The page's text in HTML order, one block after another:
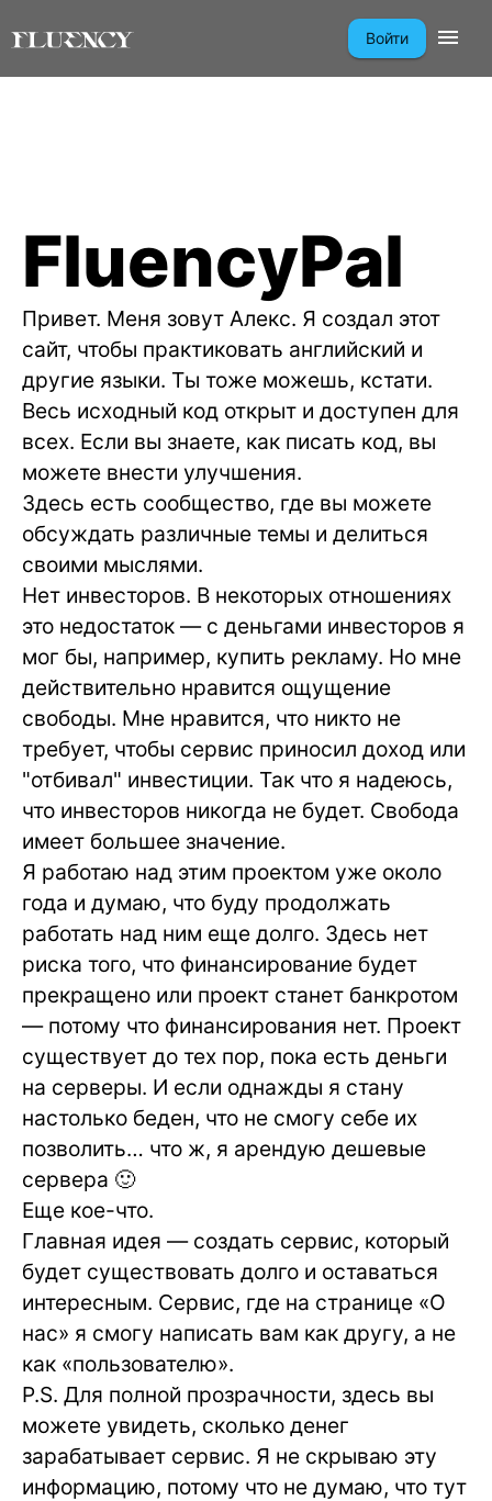
Войти
FluencyPal
Привет. Меня зовут Алекс. Я создал этот
сайт, чтобы практиковать английский и
другие языки. Ты тоже можешь, кстати.
Весь исходный код открыт и доступен для
всех. Если вы знаете, как писать код, вы
можете внести улучшения.
Здесь есть сообщество, где вы можете
обсуждать различные темы и делиться
своими мыслями.
Нет инвесторов. В некоторых отношениях
это недостаток — с деньгами инвесторов я
мог бы, например, купить рекламу. Но мне
действительно нравится ощущение
свободы. Мне нравится, что никто не
требует, чтобы сервис приносил доход или
"отбивал" инвестиции. Так что я надеюсь,
что инвесторов никогда не будет. Свобода
имеет большее значение.
Я работаю над этим проектом уже около
года и думаю, что буду продолжать
работать над ним еще долго. Здесь нет
риска того, что финансирование будет
прекращено или проект станет банкротом
— потому что финансирования нет. Проект
существует до тех пор, пока есть деньги
на серверы. И если однажды я стану
настолько беден, что не смогу себе их
позволить… что ж, я арендую дешевые
сервера 🙂
Еще кое-что.
Главная идея — создать сервис, который
будет существовать долго и оставаться
интересным. Сервис, где на странице «О
нас» я смогу написать вам как другу, а не
как «пользователю».
P.S. Для полной прозрачности, здесь вы
можете увидеть, сколько денег
зарабатывает сервис. Я не скрываю эту
информацию, потому что не думаю, что тут